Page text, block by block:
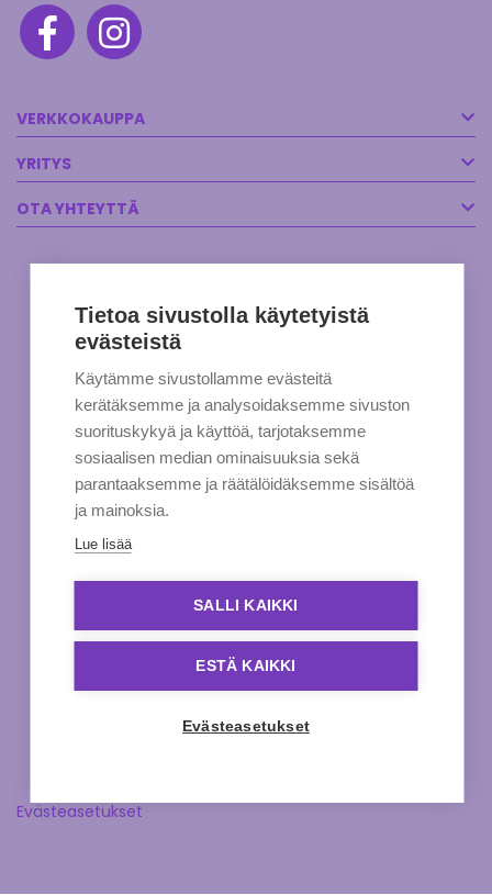
VERKKOKAUPPA
YRITYS
OTA YHTEYTTÄ
Evästeasetukset
Tietoa sivustolla käytetyistä
evästeistä
Käytämme sivustollamme evästeitä
kerätäksemme ja analysoidaksemme sivuston
suorituskykyä ja käyttöä, tarjotaksemme
sosiaalisen median ominaisuuksia sekä
parantaaksemme ja räätälöidäksemme sisältöä
ja mainoksia.
Lue lisää
SALLI KAIKKI
ESTÄ KAIKKI
Evästeasetukset